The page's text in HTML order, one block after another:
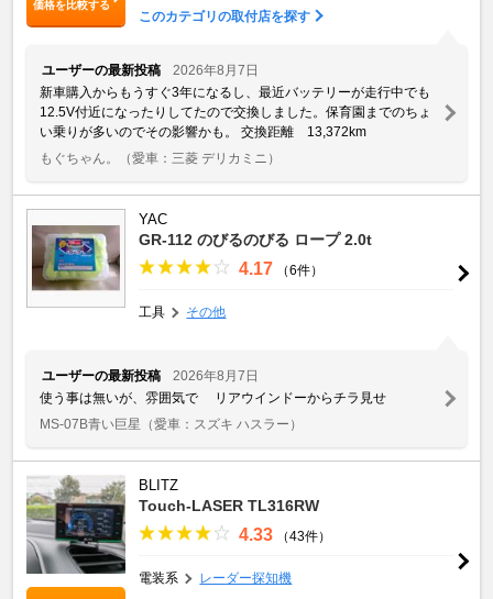
価格を比較する
このカテゴリの取付店を探す
ユーザーの最新投稿
2026年8月7日
新車購入からもうすぐ3年になるし、最近バッテリーが走行中でも
12.5V付近になったりしてたので交換しました。保育園までのちょ
い乗りが多いのでその影響かも。 交換距離 13,372km
もぐちゃん。
（愛車：三菱 デリカミニ）
YAC
GR-112 のびるのびる ロープ 2.0t
4.17 （6件）
工具 その他
ユーザーの最新投稿
2026年8月7日
使う事は無いが、雰囲気で リアウインドーからチラ見せ
MS-07B青い巨星 （愛車：スズキ ハスラー）
BLITZ
Touch-LASER TL316RW
4.33 （43件）
電装系 レーダー探知機